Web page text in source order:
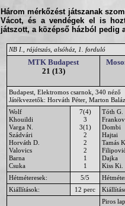
Három mérkőzést játszanak
Vácot, és a vendégek el is
játszott, a középső házból pedig
NB I., rájátszás, alsóház, 1. forduló
MTK Budapest
21 (13)
Budapest, Elektromos csarnok, 340 néző
Játékvezetők: Horváth Péter, Marton
Wolf
Khouildi
Varga N.
Szádvári
Horváth D.
Valovics
Barna
Csuka
7(4)
3
3(1)
2
2
2
1
1
Tóth G.
Dombi
Hajtai
Tamás K.
Dajka
Kiss Ki.
Hétméteresek:
5/5
Kiállítások:
12 perc
Piros